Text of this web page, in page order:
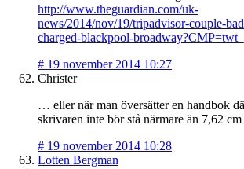
http://www.theguardian.com/uk-
news/2014/nov/19/tripadvisor-couple-
charged-blackpool-
# 19 november 2014 10:27
Christer
… eller när man översätter en handbok
skrivaren inte bör stå närmare än 7,62
# 19 november 2014 10:28
Lotten Bergman